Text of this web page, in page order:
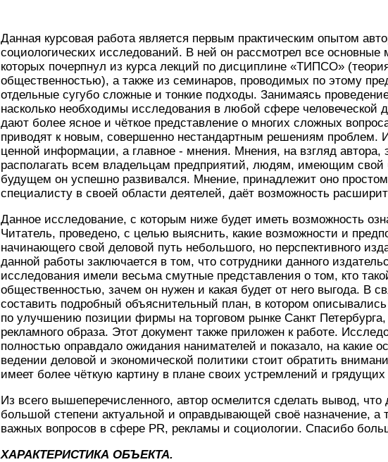
Данная курсовая работа является первым практическим опытом
социологических исследований. В ней он рассмотрел все
которых почерпнул из курса лекций по дисциплине «ТИПСО»
общественностью), а также из семинаров, проводимых по этому
отдельные сугубо сложные и тонкие подходы. Занимаясь
насколько необходимы исследования в любой сфере человеческой
дают более ясное и чёткое представление о многих сложных
приводят к новым, совершенно нестандартным решениям проблем.
ценной информации, а главное - мнения. Мнения, на взгляд автора,
располагать всем владельцам предприятий, людям, имеющим
будущем он успешно развивался. Мнение, принадлежит оно
специалисту в своей области деятелей, даёт возможность
Данное исследование, с которым ниже будет иметь возможность
Читатель, проведено, с целью выяснить, какие возможности и
начинающего свой деловой путь небольшого, но перспективного
данной работы заключается в том, что сотрудники данного
исследования имели весьма смутные представления о том, кто
общественностью, зачем он нужен и какая будет от него выгода. В
составить подробный объяснительный план, в котором
по улучшению позиции фирмы на торговом рынке Санкт
рекламного образа. Этот документ также приложен к работе.
полностью оправдало ожидания нанимателей и показало, на какие
ведении деловой и экономической политики стоит обратить
имеет более чёткую картину в плане своих устремлений и
Из всего вышеперечисленного, автор осмелится сделать вывод, что
большой степени актуальной и оправдывающей своё назначение, а
важных вопросов в сфере PR, рекламы и социологии. Спасибо
ХАРАКТЕРИСТИКА ОБЪЕКТА.